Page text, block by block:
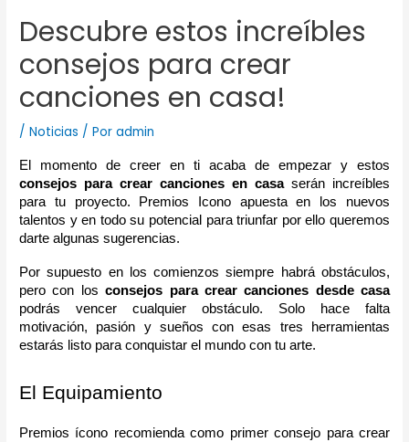
Descubre estos increíbles
consejos para crear
canciones en casa!
/Noticias / Poradmin
consejos para crear canciones en casa serán increíbles
para tu proyecto. Premios Icono apuesta en los nuevos
talentos y en todo su potencial para triunfar por ello queremos
darte algunas sugerencias.
Por supuesto en los comienzos siempre habrá obstáculos,
pero con los
consejos para crear canciones desde casa
podrás vencer cualquier obstáculo. Solo hace falta
motivación, pasión y sueños con esas tres herramientas
estarás listo para conquistar el mundo con tu arte.
El Equipamiento
Premios ícono recomienda como primer consejo para crear